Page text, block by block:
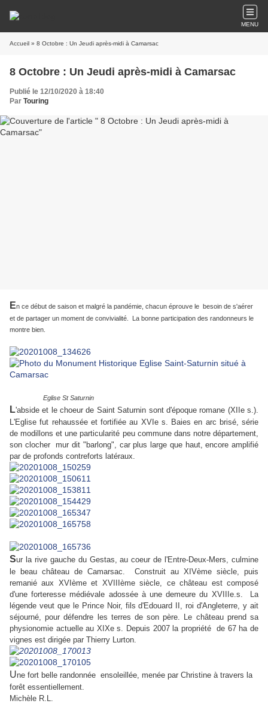
MENU
Accueil » 8 Octobre : Un Jeudi après-midi à Camarsac
8 Octobre : Un Jeudi après-midi à Camarsac
Publié le 12/10/2020 à 18:40
Par Touring
En ce début de saison et malgré la pandémie, chacun éprouve le besoin de s'aérer
et de partager un moment de convivialité. La bonne participation des randonneurs le
montre bien.
Eglise St Saturnin
L'abside et le choeur de Saint Saturnin sont d'époque romane (XIIe s.).
L'Eglise fut rehaussée et fortifiée au XVIe s. Baies en arc brisé, série
de modillons et une particularité peu commune dans notre département,
son clocher mur dit "barlong", car plus large que haut, encore amplifié
par de profonds contreforts latéraux.
Sur la rive gauche du Gestas, au coeur de l'Entre-Deux-Mers, culmine
le beau c hâteau de Camarsac. Construit au XIVème siècle, puis
remanié aux XVIème et XVIIIème siècle, ce château est composé
d'une forteresse médiévale adossée à une demeure du XVIIIe.s. La
légende veut que le Prince Noir, fils d'Edouard II, roi d'Angleterre, y ait
séjourné, pour défendre les terres de son père. Le château prend sa
physionomie actuelle au XIXe s. Depuis 2007 la propriété de 67 ha de
vignes est dirigée par Thierry Lurton.
Une fort belle randonnée ensoleillée, menée par Christine à travers la
forêt essentiellement.
Michèle R.L.